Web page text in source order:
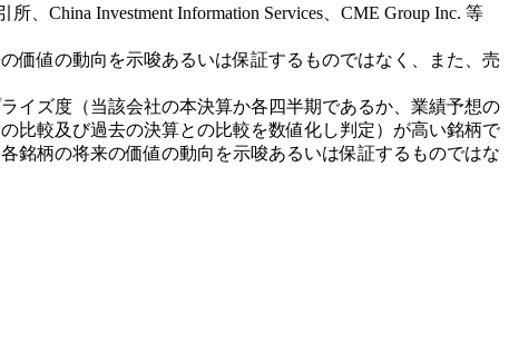
China Investment Information Services、CME Group Inc. 等
価値の動向を示唆あるいは保証するものではなく、また、売
イズ度（当該会社の本決算か各四半期であるか、業績予想の
比較及び過去の決算との比較を数値化し判定）が高い銘柄で
銘柄の将来の価値の動向を示唆あるいは保証するものではな